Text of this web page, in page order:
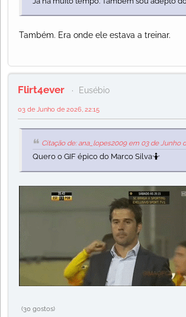
Também. Era onde ele estava a treinar.
Flirt4ever Eusébio
03 de Junho de 2026, 22:15
Citação de: ana_lopes2009 em 03 de Junho
Quero o GIF épico do Marco Silva🤷
(30 gostos)